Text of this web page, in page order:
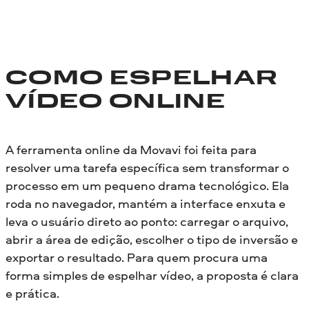
COMO ESPELHAR
VÍDEO ONLINE
A ferramenta online da Movavi foi feita para
resolver uma tarefa específica sem transformar o
processo em um pequeno drama tecnológico. Ela
roda no navegador, mantém a interface enxuta e
leva o usuário direto ao ponto: carregar o arquivo,
abrir a área de edição, escolher o tipo de inversão e
exportar o resultado. Para quem procura uma
forma simples de espelhar vídeo, a proposta é clara
e prática.